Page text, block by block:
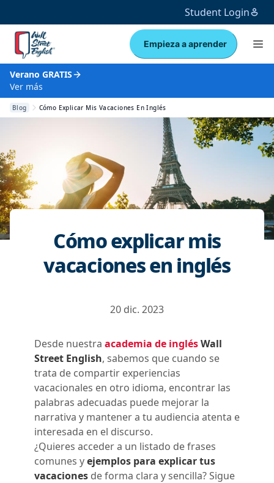
Student Login
Empieza a aprender
Verano GRATIS
Ver más
Blog Cómo Explicar Mis Vacaciones En Inglés
Cómo explicar mis
vacaciones en inglés
20 dic. 2023
Desde nuestra academia de inglésWall
Street English, sabemos que cuando se
trata de compartir experiencias
vacacionales en otro idioma, encontrar las
palabras adecuadas puede mejorar la
narrativa y mantener a tu audiencia atenta e
interesada en el discurso.
¿Quieres acceder a un listado de frases
comunes yejemplos para explicar tus
vacaciones de forma clara y sencilla? Sigue